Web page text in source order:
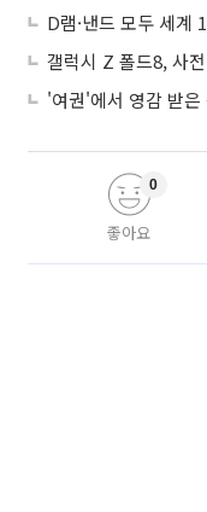
D램·낸드 모두 세
갤럭시 Z 폴드8, 사
'여권'에서 영감 받
좋아요
0